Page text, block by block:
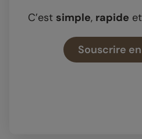
C’est simple, rapide et
Souscrire